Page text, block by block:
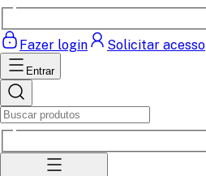
Fazer login Solicitar acesso
Entrar